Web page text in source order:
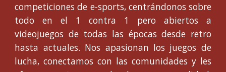
competiciones de e-sports, centrándonos sobre
todo en el 1 contra 1 pero abiertos a
videojuegos de todas las épocas desde retro
hasta actuales. Nos apasionan los juegos de
lucha, conectamos con las comunidades y les